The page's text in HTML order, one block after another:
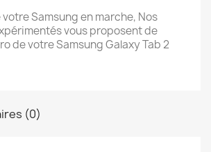
Samsung en marche, Nos
vous proposent de
de votre Samsung Galaxy Tab 2
(0)